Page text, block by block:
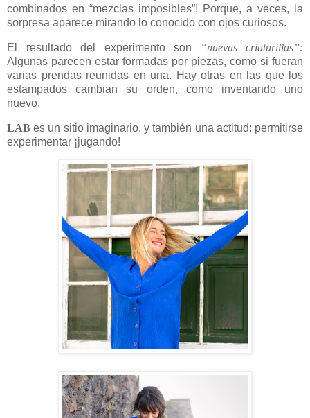
combinados en “mezclas imposibles”! Porque, a veces, la
sorpresa aparece mirando lo conocido con ojos curiosos.
El resultado del experimento son
“nuevas criaturillas”:
Algunas parecen estar formadas por piezas, como si fueran
varias prendas reunidas en una. Hay otras en las que los
estampados cambian su orden, como inventando uno
nuevo.
LAB es un sitio imaginario, y también una actitud: permitirse
experimentar ¡jugando!